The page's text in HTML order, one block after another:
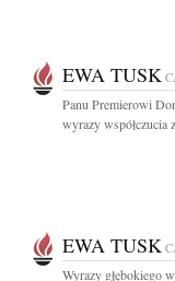
EWA TUSK
Panu Premierowi
wyrazy współczucia
EWA TUSK
Wyrazy głębokiego